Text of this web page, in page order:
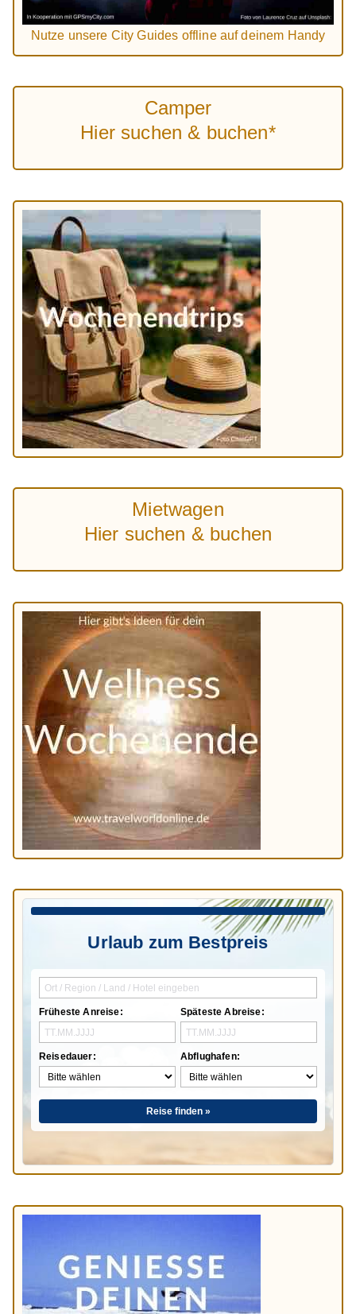
Nutze unsere City Guides offline auf deinem Handy
Camper
Hier suchen & buchen*
Mietwagen
Hier suchen & buchen
Urlaub zum Bestpreis
Früheste Anreise:
Reisedauer:
Späteste Abreise:
Abflughafen:
Reise finden »